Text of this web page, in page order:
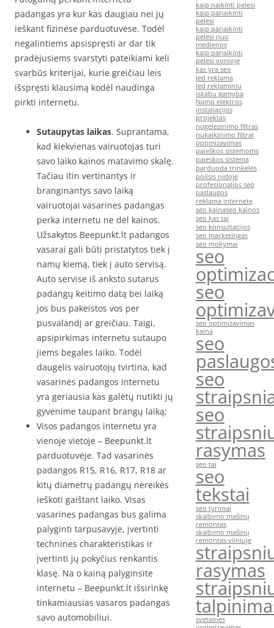
padangas yra kur kas daugiau nei jų
ieškant fizinėse parduotuvėse. Todėl
negalintiems apsispręsti ar dar tik
pradėjusiems svarstyti pateikiami keli
svarbūs kriterijai, kurie greičiau leis
išspręsti klausimą kodėl naudinga
pirkti internetu.
Sutaupytas laikas. Suprantama,
kad kiekvienas vairuotojas turi
savo laiko kainos matavimo skalę.
Tačiau itin vertinantys ir
branginantys savo laiką
vairuotojai vasarines padangas
perka internetu ne dėl kainos.
Užsakytos Beepunkt.lt padangos
vasarai gali būti pristatytos tiek į
namų kiemą, tiek į auto servisą.
Auto servise iš anksto sutarus
padangų keitimo datą bei laiką
jos bus pakeistos vos per
pusvalandį ar greičiau. Taigi,
apsipirkimas internetu sutaupo
jiems begales laiko. Todėl
daugelis vairuotojų tvirtina, kad
vasarinės padangos internetu
yra geriausia kas galėtų nutikti jų
gyvenime taupant brangų laiką;
Visos padangos internetu yra
vienoje vietoje – Beepunkt.lt
parduotuvėje. Tad vasarinės
padangos R15, R16, R17, R18 ar
kitų diametrų padangų nereikės
ieškoti gaištant laiko. Visas
vasarines padangas bus galima
palyginti tarpusavyje, įvertinti
technines charakteristikas ir
įvertinti jų pokyčius renkantis
klasę. Na o kainą palyginsite
internetu – Beepunkt.lt išsirinkę
tinkamiausias vasaros padangas
savo automobiliui.
kaip naikinti pelesi
kaip panaikinti
pelesi
kaip panaikinti
pelesi nuo
medienos
kaip panaikinti
pelesi vonioje
kas yra seo
led reklama
led reklaminiu
iskabu gamyba
Namo elektros
instaliacijos
projektas
nugelezinimo filtras
nukalkinimo filtrai
optimizavimas
paieškos sistemoms
paieskos sistema
parduoda trinkeles
poilsis nidoje
profesionalios seo
paslaugos
reklama internete
seo kainaseo kainos
seo kas tai
seo konsultacijos
seo marketingas
seo mokymai
seo
seo
seo optimizavimas
kaina
seo
seo
seo
rasymas
seo tai
seo
tekstai
seo tyrimai
skalbimo mašinų
remontas
skalbimo mašinų
remontas vilniuje
rasymas
svetaines